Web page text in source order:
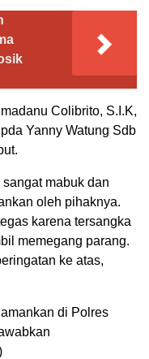
Colibrito, S.I.K,
Yanny Watung Sdb
mabuk dan
oleh pihaknya.
karena tersangka
memegang parang.
ke atas,
di Polres